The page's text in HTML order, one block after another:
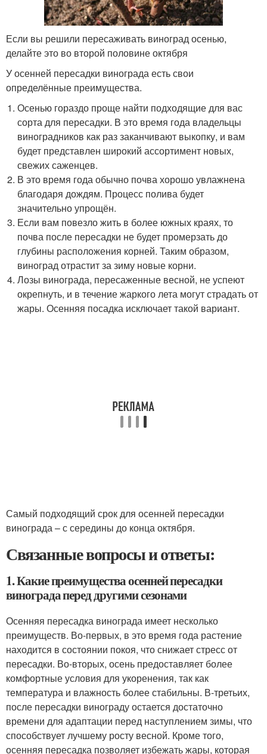
Если вы решили пересаживать виноград осенью,
делайте это во второй половине октября
У осенней пересадки винограда есть свои
определённые преимущества.
Осенью гораздо проще найти подходящие для вас
сорта для пересадки. В это время года владельцы
виноградников как раз заканчивают выкопку, и вам
будет представлен широкий ассортимент новых,
свежих саженцев.
В это время года обычно почва хорошо увлажнена
благодаря дождям. Процесс полива будет
значительно упрощён.
Если вам повезло жить в более южных краях, то
почва после пересадки не будет промерзать до
глубины расположения корней. Таким образом,
виноград отрастит за зиму новые корни.
Лозы винограда, пересаженные весной, не успеют
окрепнуть, и в течение жаркого лета могут страдать от
жары. Осенняя посадка исключает такой вариант.
Самый подходящий срок для осенней пересадки
винограда – с середины до конца октября.
Связанные вопросы и ответы:
1. Какие преимущества осенней пересадки
винограда перед другими сезонами
Осенняя пересадка винограда имеет несколько
преимуществ. Во-первых, в это время года растение
находится в состоянии покоя, что снижает стресс от
пересадки. Во-вторых, осень предоставляет более
комфортные условия для укоренения, так как
температура и влажность более стабильны. В-третьих,
после пересадки винограду остается достаточно
времени для адаптации перед наступлением зимы, что
способствует лучшему росту весной. Кроме того,
осенняя пересадка позволяет избежать жары, которая